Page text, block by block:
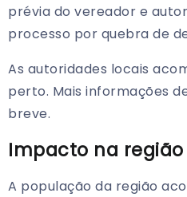
prévia do vereador e
processo por quebra de
As autoridades locais
perto. Mais informações
breve.
Impacto na região
A população da região